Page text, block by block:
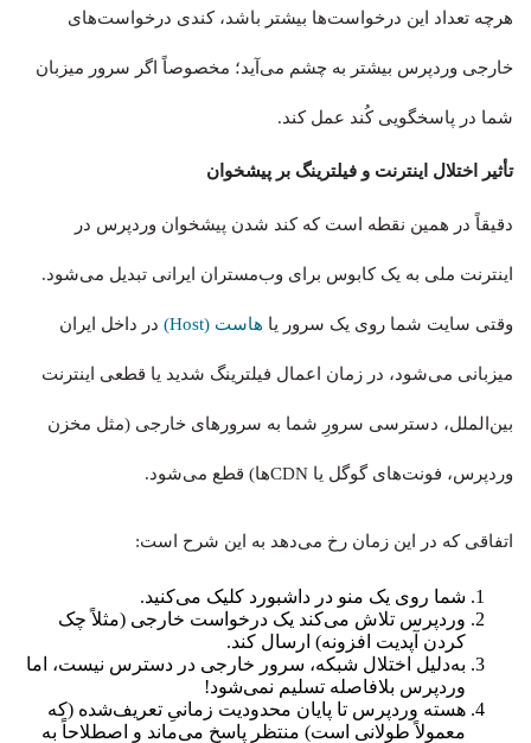
هرچه تعداد این درخواست‌ها بیشتر باشد، کندی درخواست‌های
خارجی وردپرس بیشتر به چشم می‌آید؛ مخصوصاً اگر سرور میزبان
شما در پاسخگویی کُند عمل کند.
تأثیر اختلال اینترنت و فیلترینگ بر پیشخوان
دقیقاً در همین نقطه است که کند شدن پیشخوان وردپرس در
اینترنت ملی به یک کابوس برای وب‌مستران ایرانی تبدیل می‌شود.
وقتی سایت شما روی یک سرور یا هاست (Host) در داخل ایران
میزبانی می‌شود، در زمان اعمال فیلترینگ شدید یا قطعی اینترنت
بین‌الملل، دسترسی سرورِ شما به سرورهای خارجی (مثل مخزن
وردپرس، فونت‌های گوگل یا CDNها) قطع می‌شود.
اتفاقی که در این زمان رخ می‌دهد به این شرح است:
شما روی یک منو در داشبورد کلیک می‌کنید.
وردپرس تلاش می‌کند یک درخواست خارجی (مثلاً چک
کردن آپدیت افزونه) ارسال کند.
به‌دلیل اختلال شبکه، سرور خارجی در دسترس نیست، اما
وردپرس بلافاصله تسلیم نمی‌شود!
هسته وردپرس تا پایان محدودیت زمانیِ تعریف‌شده (که
معمولاً طولانی است) منتظر پاسخ می‌ماند و اصطلاحاً به